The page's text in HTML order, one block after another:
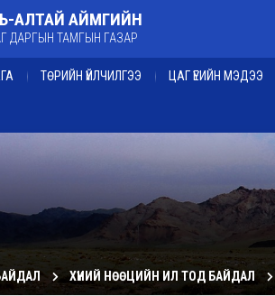
АЛТАЙ АЙМГИЙН
ДАРГЫН ТАМГЫН ГАЗАР
ТӨРИЙН ҮЙЛЧИЛГЭЭ ЦАГ ҮЕИЙН МЭДЭЭ
ХҮНИЙ НӨӨЦИЙН ИЛ ТОД БАЙДАЛ